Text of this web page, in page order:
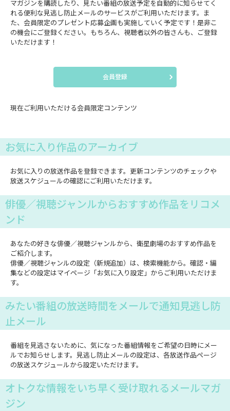
マガジンを購読したり、見たい番組の放送予定を自動的に知らせてく
れる便利な見逃し防止メールのサービスがご利用いただけます。ま
た、会員限定のプレゼント応募企画も実施していく予定です！是非こ
の機会にご登録ください。もちろん、視聴者以外の皆さんも、ご登録
いただけます！
会員登録
現在ご利用いただける会員限定コンテンツ
お気に入り作品のアーカイブ
お気に入りの放送作品を登録できます。更新コンテンツのチェックや
放送スケジュールの確認にご利用いただけます。
俳優／視聴ジャンルからおすすめ作品をリコメ
ンド
あなたの好きな俳優／視聴ジャンルから、衛星劇場のおすすめ作品を
ご紹介します。
俳優／視聴ジャンルの設定（新規追加）は、検索機能から。確認・編
集などの設定はマイページ「お気に入り設定」からご利用いただけま
す。
みたい番組の放送時間をメールで通知見逃し防
止メール
番組を見逃さないために、気になった番組情報をご希望の日時にメー
ルでお知らせします。見逃し防止メールの設定は、各放送作品ページ
の放送スケジュールから設定いただけます。
オトクな情報をいち早く受け取れるメールマガ
ジン